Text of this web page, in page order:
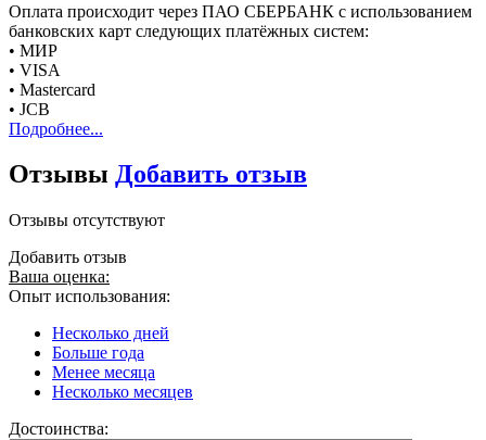
Оплата происходит через ПАО СБЕРБАНК с использованием
банковских карт следующих платёжных систем:
• МИР
• VISA
• Mastercard
• JCB
Подробнее...
Отзывы Добавить отзыв
Отзывы отсутствуют
Добавить отзыв
Ваша оценка:
Опыт использования:
Несколько дней
Больше года
Менее месяца
Несколько месяцев
Достоинства: